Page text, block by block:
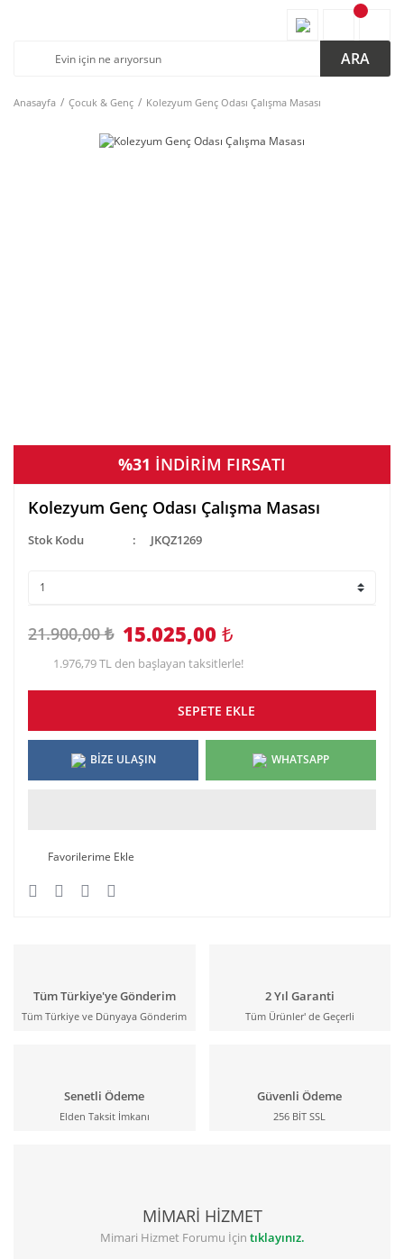
ARA
Anasayfa Çocuk & Genç Kolezyum Genç Odası Çalışma Masası
%31 İNDİRİM FIRSATI
Kolezyum Genç Odası Çalışma Masası
Stok Kodu JKQZ1269
21.900,00 ₺ 15.025,00 ₺
1.976,79 TL den başlayan taksitlerle!
SEPETE EKLE
BİZE ULAŞIN WHATSAPP
Tüm Türkiye'ye Gönderim
Tüm Türkiye ve Dünyaya Gönderim
2 Yıl Garanti
Tüm Ürünler' de Geçerli
Senetli Ödeme
Elden Taksit İmkanı
Güvenli Ödeme
256 BİT SSL
MİMARİ HİZMET
Mimari Hizmet Forumu İçin tıklayınız.